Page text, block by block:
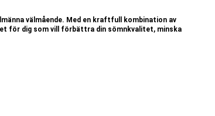
na välmående. Med en kraftfull kombination av
för dig som vill förbättra din sömnkvalitet, minska